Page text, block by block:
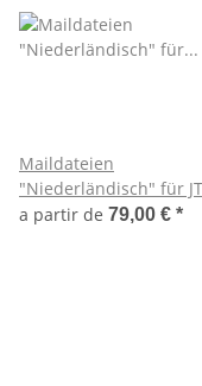
Maildateien
"Niederländisch" für
Shop 5.x
a partir de 79,00 € *